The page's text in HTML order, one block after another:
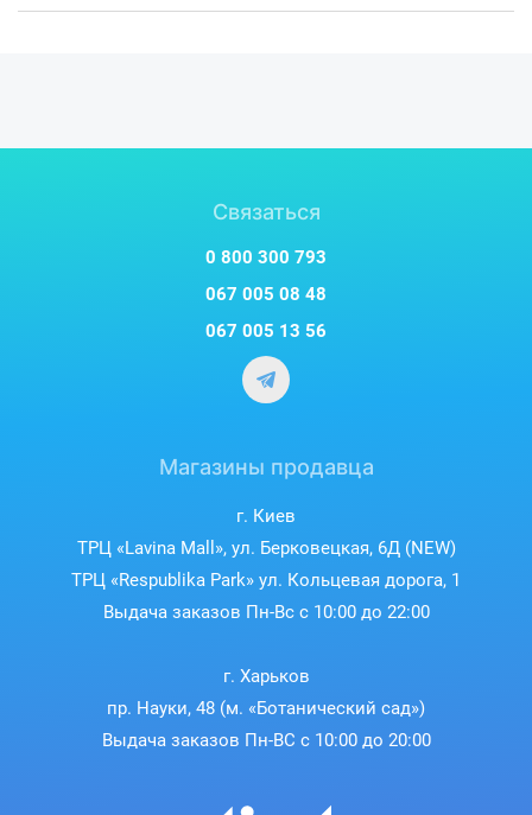
Связаться
0 800 300 793
067 005 08 48
067 005 13 56
Магазины продавца
г. Киев
ТРЦ «Lavina Mall», ул. Берковецкая, 6Д (NEW)
ТРЦ «Respublika Park» ул. Кольцевая дорога, 1
Выдача заказов Пн-Вс с 10:00 до 22:00
г. Харьков
пр. Науки, 48 (м. «Ботанический сад»)
Выдача заказов Пн-ВС с 10:00 до 20:00